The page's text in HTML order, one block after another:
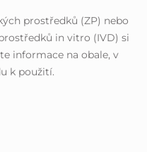
prostředků (ZP) nebo
in vitro (IVD) si
informace na obale, v
k použití.